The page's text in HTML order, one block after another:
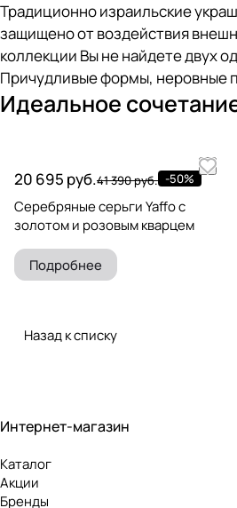
Традиционно израильские
защищено от воздействия
коллекции Вы не найдете двух
Причудливые формы, неровные
Идеальное
20 695 руб.41 390 руб. -50%
Серебряные серьги Yaffo с
золотом и розовым кварцем
Подробнее
Назад к списку
Интернет-магазин
Каталог
Акции
Бренды